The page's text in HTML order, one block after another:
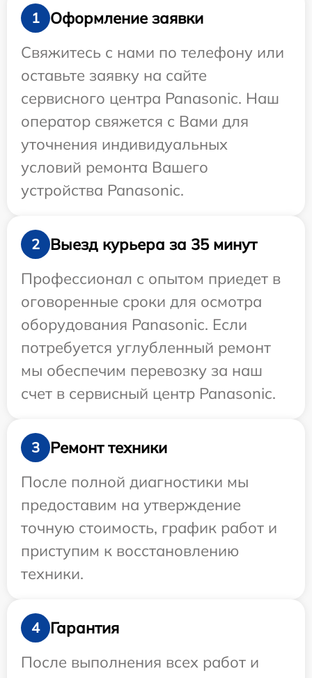
1
Оформление заявки
Свяжитесь с нами по телефону или
оставьте заявку на сайте
сервисного центра Panasonic. Наш
оператор свяжется с Вами для
уточнения индивидуальных
условий ремонта Вашего
устройства Panasonic.
2
Выезд курьера за 35 минут
Профессионал с опытом приедет в
оговоренные сроки для осмотра
оборудования Panasonic. Если
потребуется углубленный ремонт
мы обеспечим перевозку за наш
счет в сервисный центр Panasonic.
3
Ремонт техники
После полной диагностики мы
предоставим на утверждение
точную стоимость, график работ и
приступим к восстановлению
техники.
4
Гарантия
После выполнения всех работ и